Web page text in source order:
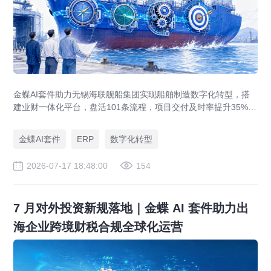
金蝶AI套件助力无锡海联舰船集团实现船舶制造数字化转型，搭
建业财一体化平台，盘活101条流程，项目交付及时率提升35%，
金蝶AI套件
ERP 数字化转型
2026-07-17 18:48:00 154
7 月对外投资新规落地｜金蝶 AI 套件助力出
海企业跨境财税合规全球化运营